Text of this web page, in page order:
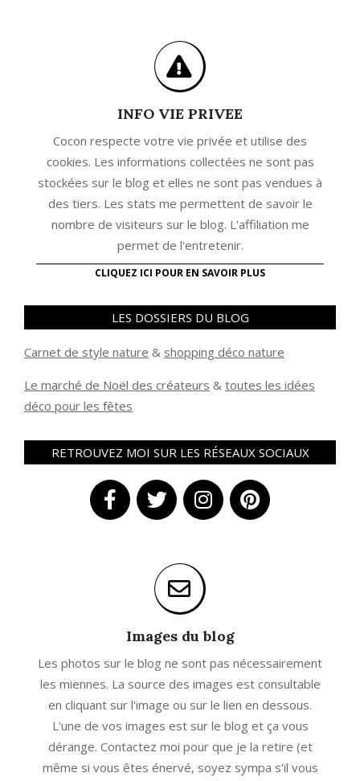
INFO VIE PRIVEE
Cocon respecte votre vie privée et utilise des
cookies. Les informations collectées ne sont pas
stockées sur le blog et elles ne sont pas vendues à
des tiers. Les stats me permettent de savoir le
nombre de visiteurs sur le blog. L'affiliation me
permet de l'entretenir.
CLIQUEZ ICI POUR EN SAVOIR PLUS
LES DOSSIERS DU BLOG
Carnet de style nature & shopping déco nature
Le marché de Noël des créateurs & toutes les idées
déco pour les fêtes
RETROUVEZ MOI SUR LES RÉSEAUX SOCIAUX
Images du blog
Les photos sur le blog ne sont pas nécessairement
les miennes. La source des images est consultable
en cliquant sur l'image ou sur le lien en dessous.
L'une de vos images est sur le blog et ça vous
dérange. Contactez moi pour que je la retire (et
même si vous êtes énervé, soyez sympa s'il vous